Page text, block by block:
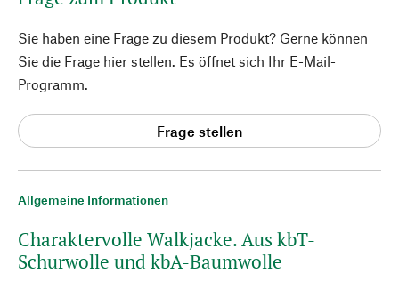
Allgemeine Informationen
Charaktervolle Walkjacke. Aus kbT-
Schurwolle und kbA-Baumwolle
Sie haben eine Frage zu diesem Produkt? Gerne können
Sie die Frage hier stellen. Es öffnet sich Ihr E-Mail-
Programm.
Frage stellen